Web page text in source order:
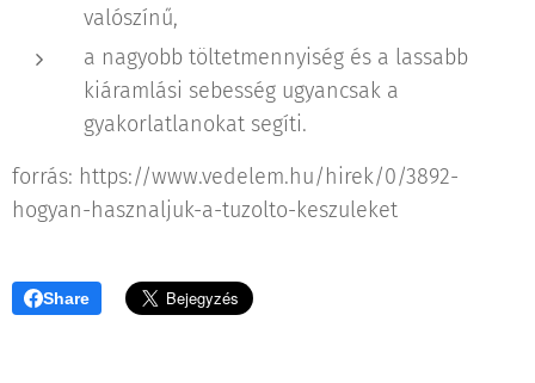
valószínű,
a nagyobb töltetmennyiség és a lassabb
kiáramlási sebesség ugyancsak a
gyakorlatlanokat segíti.
forrás: https://www.vedelem.hu/hirek/0/3892-
hogyan-hasznaljuk-a-tuzolto-keszuleket
Share